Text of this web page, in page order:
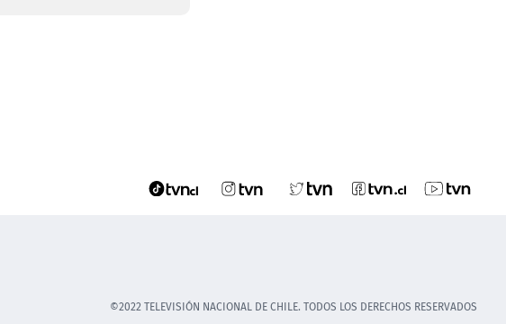
©2022 TELEVISIÓN NACIONAL DE CHILE. TODOS LOS DERECHOS RESERVADOS